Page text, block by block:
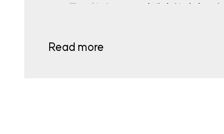
요소를 종합적으로 고려해야 합니다.• 진료
Read more